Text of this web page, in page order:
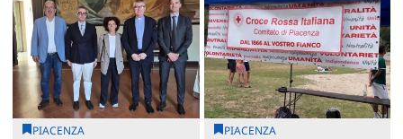
PIACENZA PIACENZA